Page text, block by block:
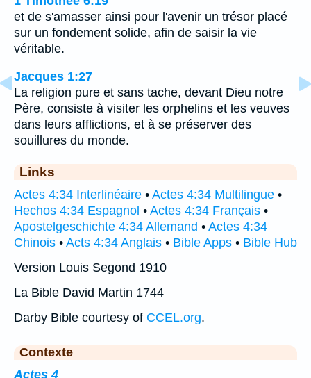
et de s'amasser ainsi pour l'avenir un trésor placé
sur un fondement solide, afin de saisir la vie
véritable.
Jacques 1:27
La religion pure et sans tache, devant Dieu notre
Père, consiste à visiter les orphelins et les veuves
dans leurs afflictions, et à se préserver des
souillures du monde.
Links
Actes 4:34 Interlinéaire • Actes 4:34 Multilingue •
Hechos 4:34 Espagnol • Actes 4:34 Français •
Apostelgeschichte 4:34 Allemand • Actes 4:34
Chinois • Acts 4:34 Anglais • Bible Apps • Bible Hub
Version Louis Segond 1910
La Bible David Martin 1744
Darby Bible courtesy of CCEL.org.
Contexte
Actes 4